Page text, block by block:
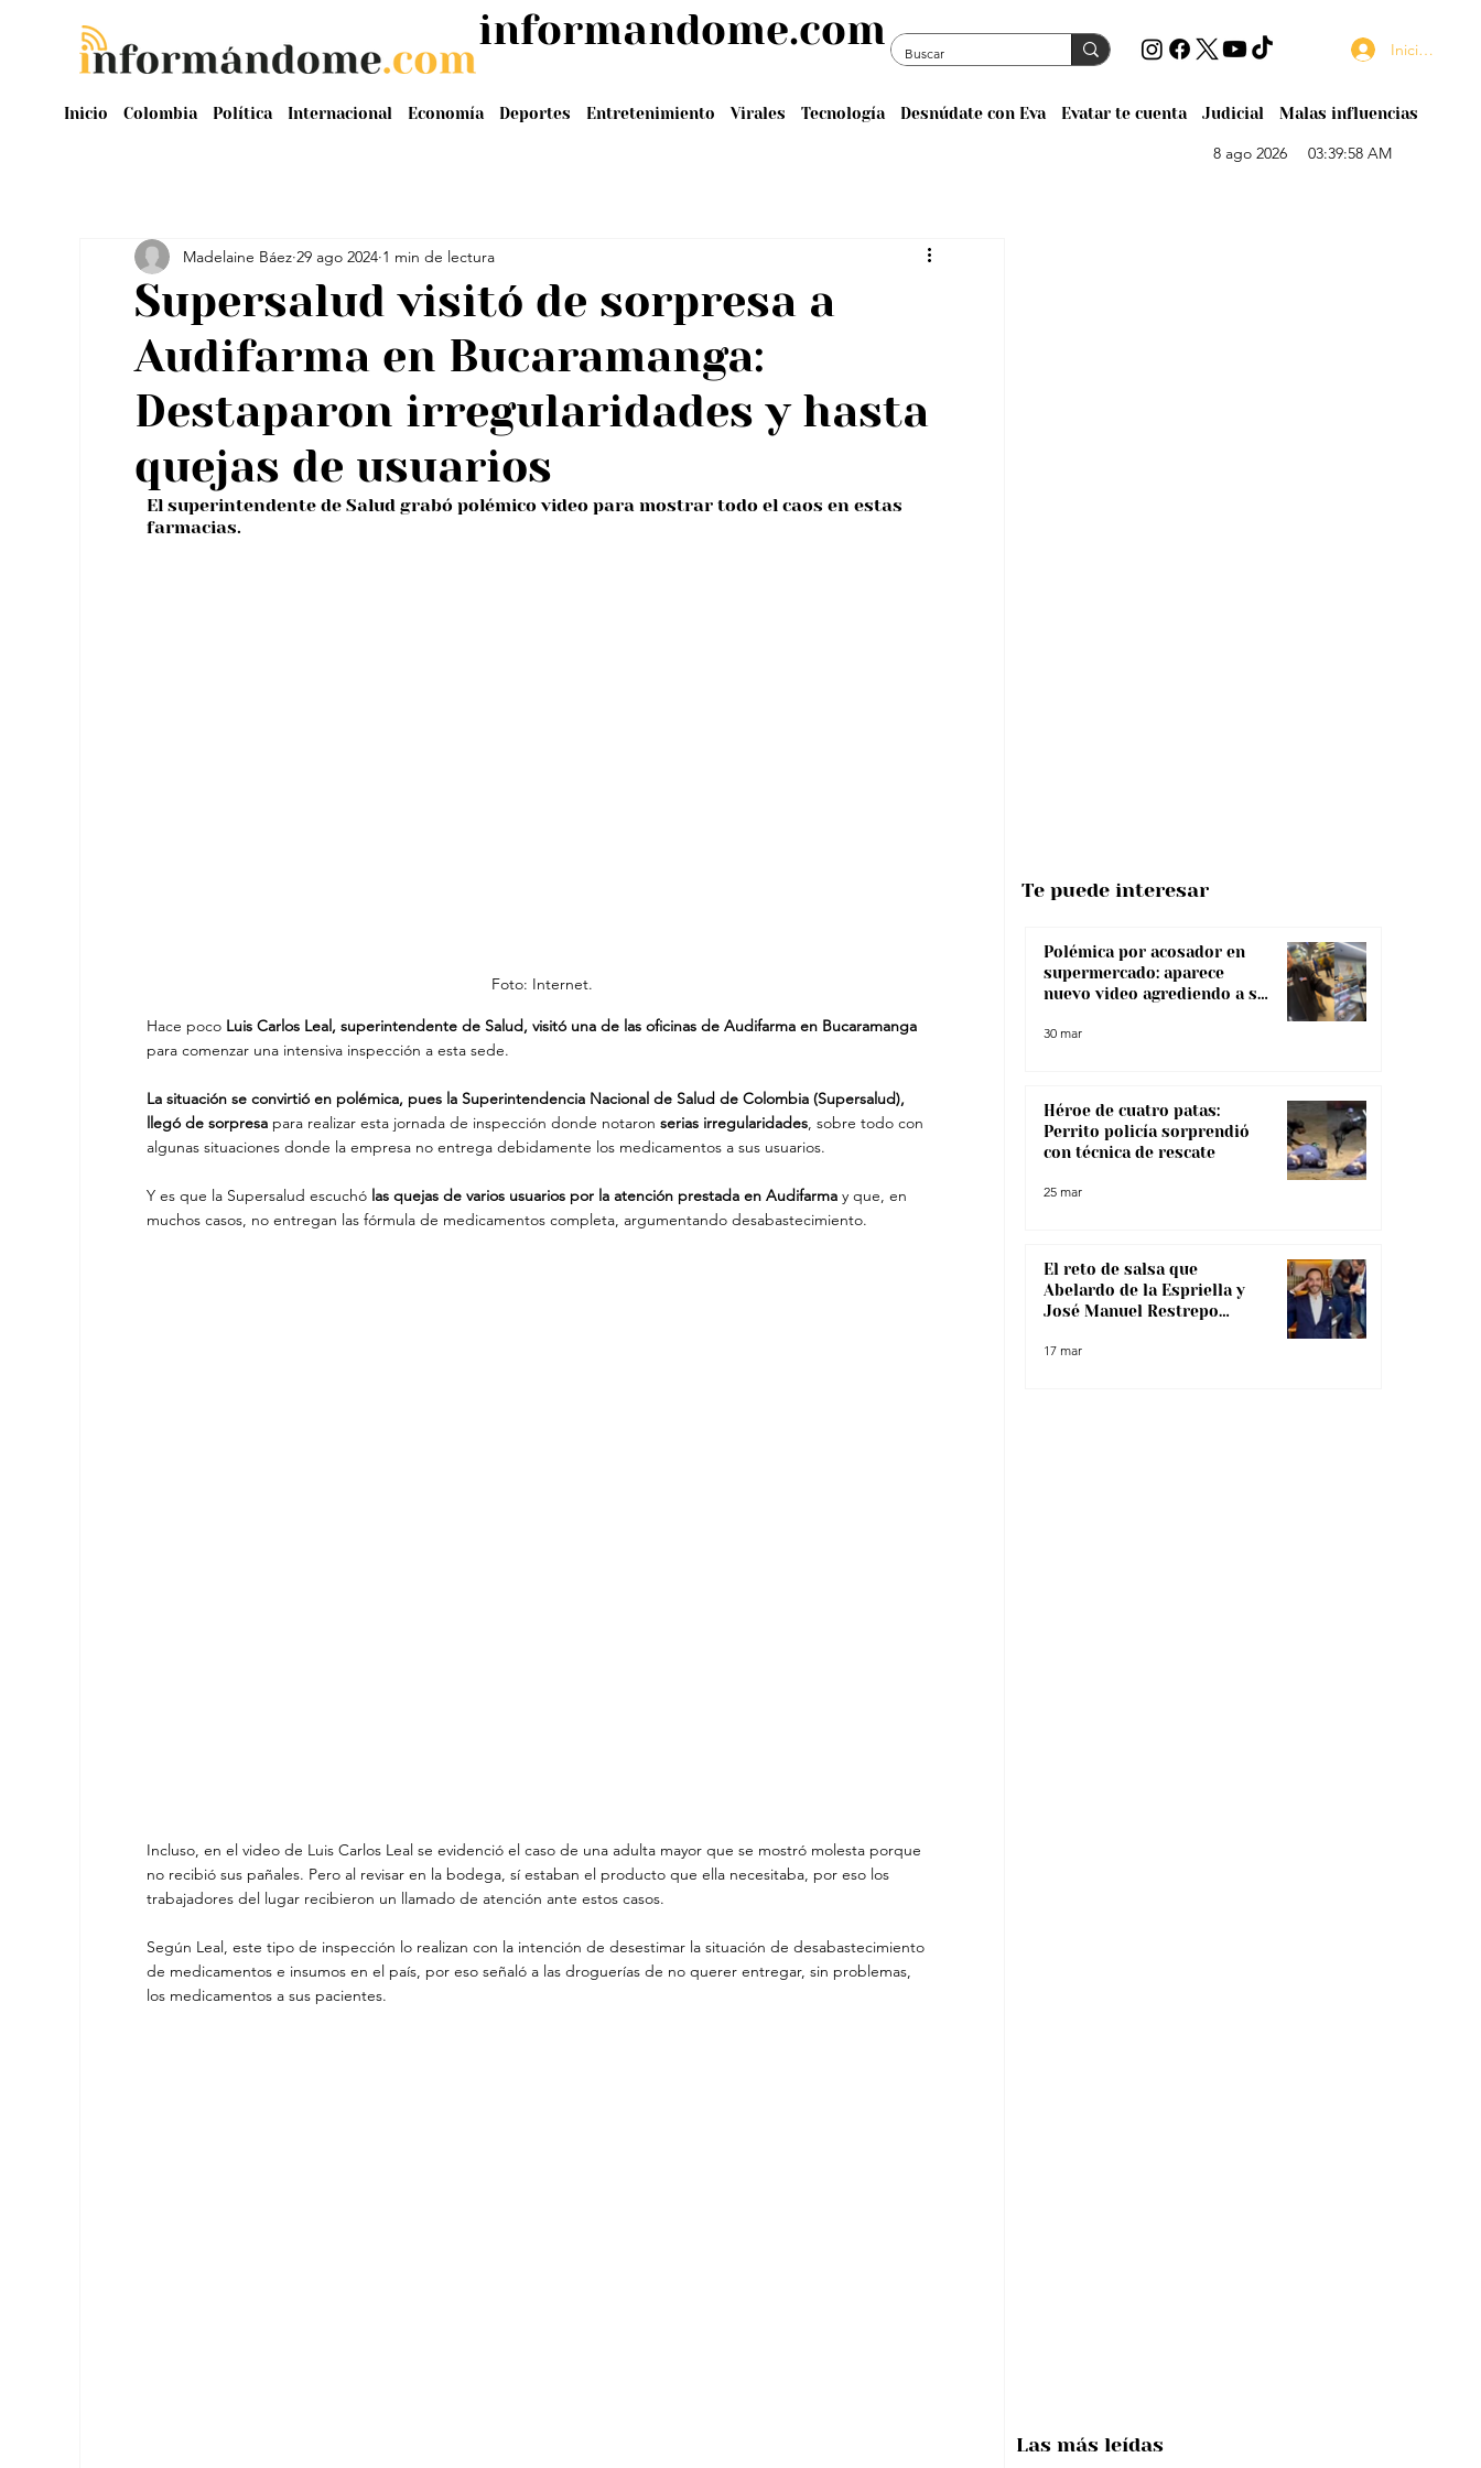
Inicio Colombia Política Internacional Economía Deportes Entretenimiento Virales Tecnología Desnúdate con Eva Evatar te cuenta Judicial Malas influencias
Iniciar sesión
8 ago 2026 03:39:58 AM
informandome.com
Supersalud visitó de sorpresa a
Audifarma en Bucaramanga:
Destaparon irregularidades y hasta
quejas de usuarios
Madelaine Báez 29 ago 2024 1 min de lectura
El superintendente de Salud grabó polémico video para mostrar todo el caos en estas
farmacias.
Foto: Internet.
Hace poco Luis Carlos Leal, superintendente de Salud, visitó una de las oficinas de Audifarma en Bucaramanga
para comenzar una intensiva inspección a esta sede.
La situación se convirtió en polémica, pues la Superintendencia Nacional de Salud de Colombia (Supersalud),
llegó de sorpresa para realizar esta jornada de inspección donde notaron serias irregularidades, sobre todo con
algunas situaciones donde la empresa no entrega debidamente los medicamentos a sus usuarios.
Y es que la Supersalud escuchó las quejas de varios usuarios por la atención prestada en Audifarma y que, en
muchos casos, no entregan las fórmula de medicamentos completa, argumentando desabastecimiento.
Incluso, en el video de Luis Carlos Leal se evidenció el caso de una adulta mayor que se mostró molesta porque
no recibió sus pañales. Pero al revisar en la bodega, sí estaban el producto que ella necesitaba, por eso los
trabajadores del lugar recibieron un llamado de atención ante estos casos.
Según Leal, este tipo de inspección lo realizan con la intención de desestimar la situación de desabastecimiento
de medicamentos e insumos en el país, por eso señaló a las droguerías de no querer entregar, sin problemas,
los medicamentos a sus pacientes.
Polémica por acosador en
supermercado: aparece
nuevo video agrediendo a su
30 mar
Héroe de cuatro patas:
Perrito policía sorprendió
con técnica de rescate
25 mar
El reto de salsa que
Abelardo de la Espriella y
José Manuel Restrepo
17 mar
Te puede interesar
Las más leídas